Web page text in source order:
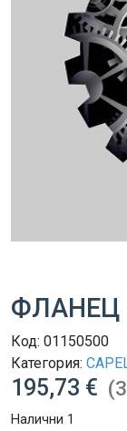
ФЛАНЕЦ
Код: 01150500
Категория:
195,73 €
Налични 1